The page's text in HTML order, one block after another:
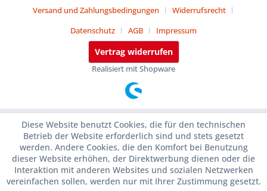
Versand und Zahlungsbedingungen
Widerrufsrecht
Datenschutz
AGB Impressum
Vertrag widerrufen
Realisiert mit Shopware
Diese Website benutzt Cookies, die für den technischen
Betrieb der Website erforderlich sind und stets gesetzt
werden. Andere Cookies, die den Komfort bei Benutzung
dieser Website erhöhen, der Direktwerbung dienen oder die
Interaktion mit anderen Websites und sozialen Netzwerken
vereinfachen sollen, werden nur mit Ihrer Zustimmung gesetzt.